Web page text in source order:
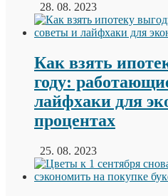
28. 08. 2023
Как взять
году:
лайфхаки для
процентах
25. 08. 2023